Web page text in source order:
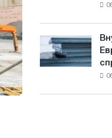
продолжают
расти
здорового
Внутренние
цены
на